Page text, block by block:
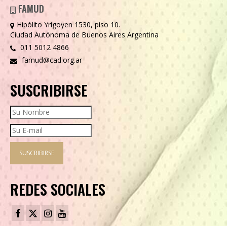
FAMUD
Hipólito Yrigoyen 1530, piso 10.
Ciudad Autónoma de Buenos Aires Argentina
011 5012 4866
famud@cad.org.ar
SUSCRIBIRSE
REDES SOCIALES